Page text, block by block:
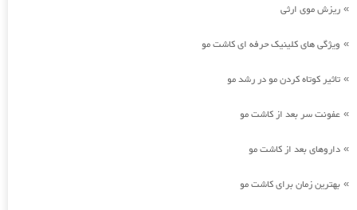
» ریزش موی ارثی
» ویژگی های کلینیک حرفه ای کاشت مو
» تاثیر کوتاه کردن مو در رشد مو
» عفونت سر بعد از کاشت مو
» داروهای بعد از کاشت مو
» بهترین زمان برای کاشت مو